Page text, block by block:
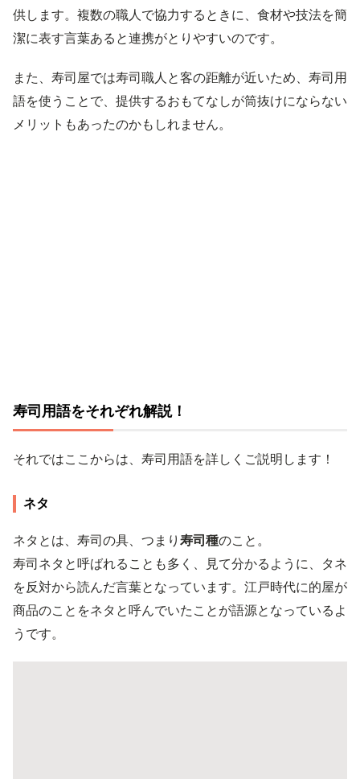
供します。複数の職人で協力するときに、食材や技法を簡
潔に表す言葉あると連携がとりやすいのです。
また、寿司屋では寿司職人と客の距離が近いため、寿司用
語を使うことで、提供するおもてなしが筒抜けにならない
メリットもあったのかもしれません。
寿司用語をそれぞれ解説！
それではここからは、寿司用語を詳しくご説明します！
ネタ
ネタとは、寿司の具、つまり 寿司種のこと。
寿司ネタと呼ばれることも多く、見て分かるように、タネ
を反対から読んだ言葉となっています。江戸時代に的屋が
商品のことをネタと呼んでいたことが語源となっているよ
うです。